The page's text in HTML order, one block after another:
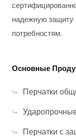
надежную
потребностям.
Основные
Перчатки
Перчатки с